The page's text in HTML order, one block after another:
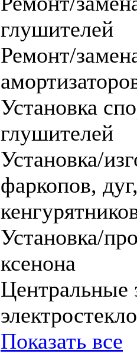
глушителей
Ремонт/
Установка
глушителей
Установка/
фаркопов,
Установка/
ксенона
Центральные
Показать все